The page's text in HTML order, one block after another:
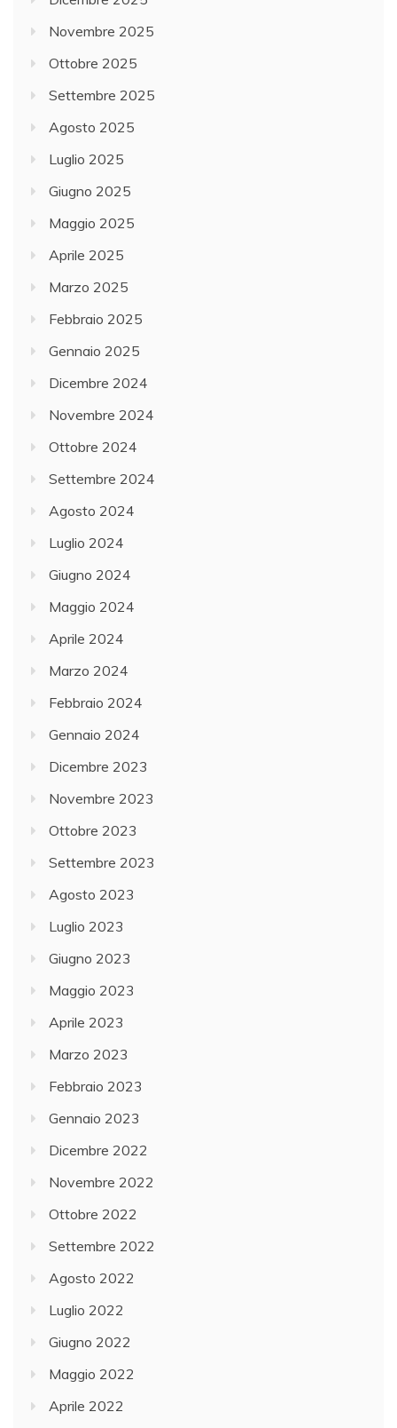
Novembre 2025
Ottobre 2025
Settembre 2025
Agosto 2025
Luglio 2025
Giugno 2025
Maggio 2025
Aprile 2025
Marzo 2025
Febbraio 2025
Gennaio 2025
Dicembre 2024
Novembre 2024
Ottobre 2024
Settembre 2024
Agosto 2024
Luglio 2024
Giugno 2024
Maggio 2024
Aprile 2024
Marzo 2024
Febbraio 2024
Gennaio 2024
Dicembre 2023
Novembre 2023
Ottobre 2023
Settembre 2023
Agosto 2023
Luglio 2023
Giugno 2023
Maggio 2023
Aprile 2023
Marzo 2023
Febbraio 2023
Gennaio 2023
Dicembre 2022
Novembre 2022
Ottobre 2022
Settembre 2022
Agosto 2022
Luglio 2022
Giugno 2022
Maggio 2022
Aprile 2022